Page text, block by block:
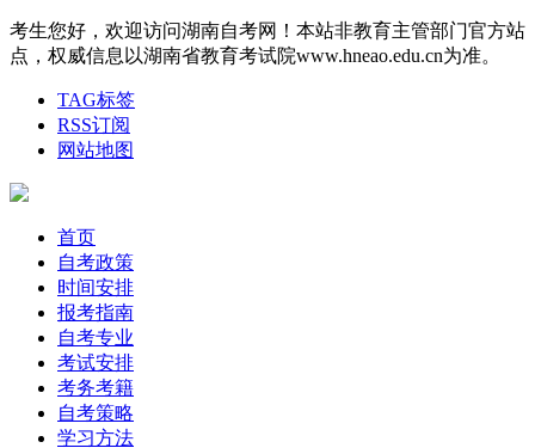
考生您好，欢迎访问湖南自考网！本站非教育主管部门官方站
点，权威信息以湖南省教育考试院www.hneao.edu.cn为准。
TAG标签
RSS订阅
网站地图
首页
自考政策
时间安排
报考指南
自考专业
考试安排
考务考籍
自考策略
学习方法